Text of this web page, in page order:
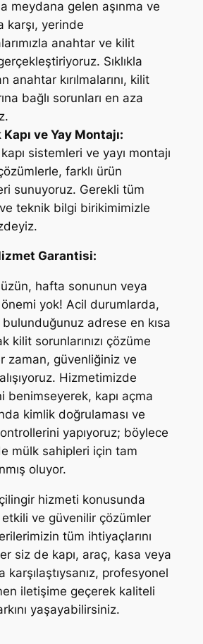
meydana gelen aşınma ve
karşı, yerinde
anahtar ve kilit
Sıklıkla
anahtar kırılmalarını, kilit
bağlı sorunları en aza
ve Yay Montajı:
sistemleri ve yayı montajı
farklı ürün
sunuyoruz. Gerekli tüm
teknik bilgi birikimimizle
Garantisi:
hafta sonunun veya
yok! Acil durumlarda,
adrese en kısa
kilit sorunlarınızı çözüme
zaman, güvenliğiniz ve
Hizmetimizde
benimseyerek, kapı açma
kimlik doğrulaması ve
yapıyoruz; böylece
mülk sahipleri için tam
oluyor.
hizmeti konusunda
etkili ve güvenilir çözümler
tüm ihtiyaçlarını
siz de kapı, araç, kasa veya
karşılaştıysanız, profesyonel
iletişime geçerek kaliteli
yaşayabilirsiniz.